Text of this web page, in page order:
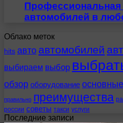
Профессиональная
автомобилей в
Облако меток
hits авто автомобилей
выбираем выбор
обзор оборудование основные
правильно преимущества
россии советы такси услуги
Последние записи